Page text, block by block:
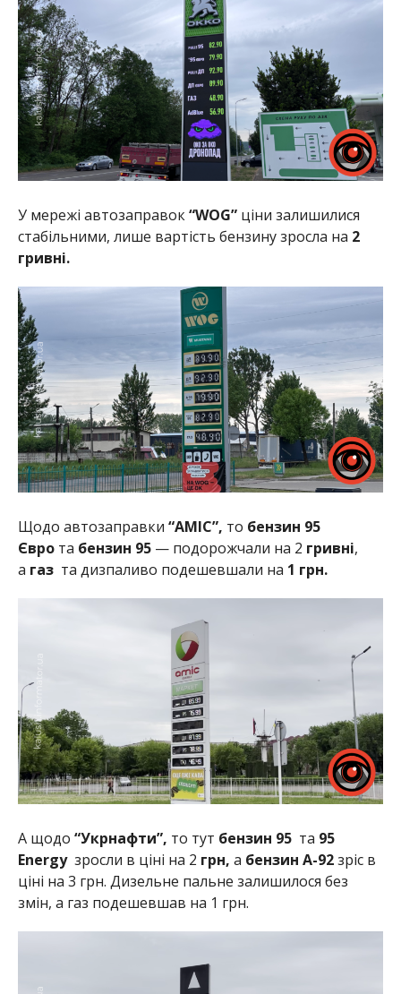
У мережі автозаправок“WOG” ціни залишилися
стабільними, лише вартість бензину зросла на 2
гривні.
Щодо автозаправки “АМІС”, то бензин 95
Єврота бензин 95— подорожчали на 2 гривні,
а газта дизпаливо подешевшали на 1 грн.
А щодо “Укрнафти”, то тут бензин 95та 95
Energy зросли в ціні на 2 грн, а бензин А-92зріс в
ціні на 3 грн. Дизельне пальне залишилося без
змін, а газ подешевшав на 1 грн.